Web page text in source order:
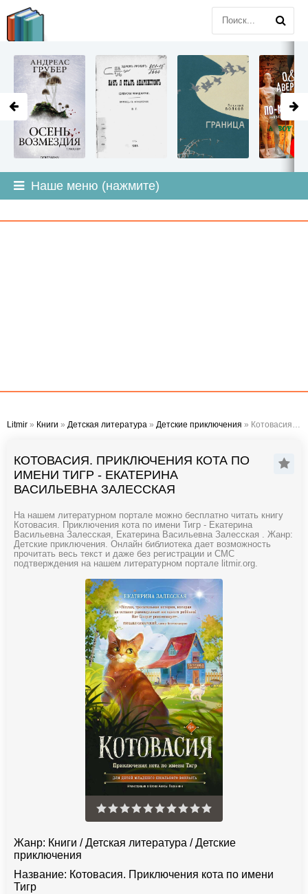
Наше меню (нажмите)
Litmir » Книги » Детская литература » Детские приключения » Котовасия. Приключения кота по имени Тигр - Екатерина Васильевна Залесская
КОТОВАСИЯ. ПРИКЛЮЧЕНИЯ КОТА ПО
ИМЕНИ ТИГР - ЕКАТЕРИНА
ВАСИЛЬЕВНА ЗАЛЕССКАЯ
На нашем литературном портале можно бесплатно читать книгу
Котовасия. Приключения кота по имени Тигр - Екатерина
Васильевна Залесская, Екатерина Васильевна Залесская . Жанр:
Детские приключения. Онлайн библиотека дает возможность
прочитать весь текст и даже без регистрации и СМС
подтверждения на нашем литературном портале litmir.org.
Жанр: Книги /Детская литература /Детские
приключения
Название: Котовасия. Приключения кота по имени
Тигр
LITMIR.ORG